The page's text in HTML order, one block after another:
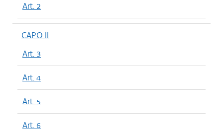
Art. 2
CAPO II
Art. 3
Art. 4
Art. 5
Art. 6